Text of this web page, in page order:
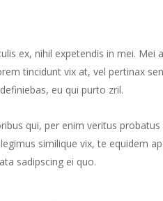
ex, nihil expetendis in mei. Mei
tincidunt vix at, vel pertinax
eu qui purto zril.
qui, per enim veritus
similique vix, te equidem
sadipscing ei quo.